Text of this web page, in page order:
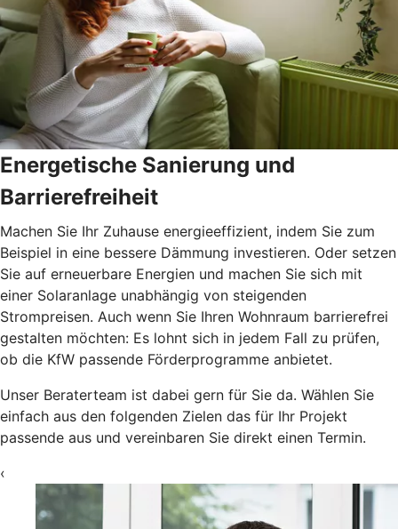
Energetische Sanierung und
Barrierefreiheit
Machen Sie Ihr Zuhause energieeffizient, indem Sie zum
Beispiel in eine bessere Dämmung investieren. Oder setzen
Sie auf erneuerbare Energien und machen Sie sich mit
einer Solaranlage unabhängig von steigenden
Strompreisen. Auch wenn Sie Ihren Wohnraum barrierefrei
gestalten möchten: Es lohnt sich in jedem Fall zu prüfen,
ob die KfW passende Förderprogramme anbietet.
Unser Beraterteam ist dabei gern für Sie da. Wählen Sie
einfach aus den folgenden Zielen das für Ihr Projekt
passende aus und vereinbaren Sie direkt einen Termin.
‹